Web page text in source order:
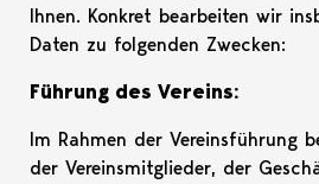
Ihnen. Konkret bearbeiten wir
Daten zu folgenden Zwecken:
Führung des Vereins:
Im Rahmen der Vereinsführung
der Vereinsmitglieder, der